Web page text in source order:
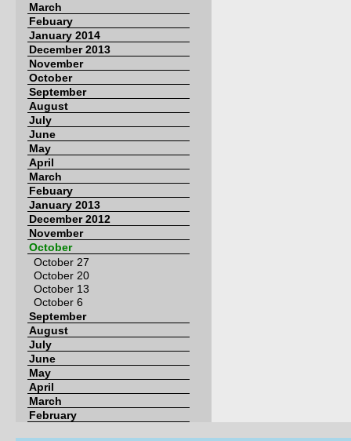
March
Febuary
January 2014
December 2013
November
October
September
August
July
June
May
April
March
Febuary
January 2013
December 2012
November
October
October 27
October 20
October 13
October 6
September
August
July
June
May
April
March
February